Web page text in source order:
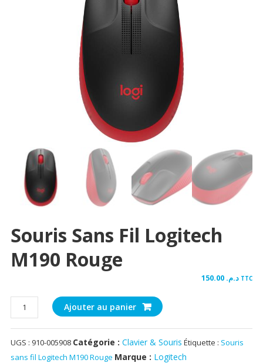
Souris Sans Fil Logitech
M190 Rouge
د.م. TTC
quantité
de
Souris
sans
fil
Ajouter au panier
UGS : 910-005908 Catégorie : Clavier & Souris Étiquette : Souris
sans fil Logitech M190 Rouge Marque : Logitech